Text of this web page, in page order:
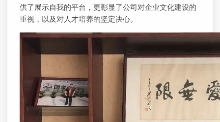
供了展示自我的平台，更彰显了公司对企业文化建设的
重视，以及对人才培养的坚定决心。